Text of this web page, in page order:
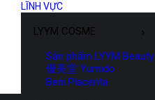
LĨNH VỰC
LYYM COSME
Sản phẩm LYYM Beauty
優美堂 Yumido
Beni Placenta